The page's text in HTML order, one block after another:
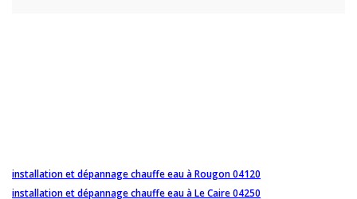
installation et dépannage chauffe eau à Rougon 04120
installation et dépannage chauffe eau à Le Caire 04250